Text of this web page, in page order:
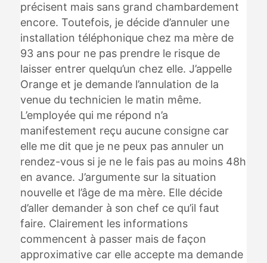
précisent mais sans grand chambardement
encore. Toutefois, je décide d’annuler une
installation téléphonique chez ma mère de
93 ans pour ne pas prendre le risque de
laisser entrer quelqu’un chez elle. J’appelle
Orange et je demande l’annulation de la
venue du technicien le matin même.
L’employée qui me répond n’a
manifestement reçu aucune consigne car
elle me dit que je ne peux pas annuler un
rendez-vous si je ne le fais pas au moins 48h
en avance. J’argumente sur la situation
nouvelle et l’âge de ma mère. Elle décide
d’aller demander à son chef ce qu’il faut
faire. Clairement les informations
commencent à passer mais de façon
approximative car elle accepte ma demande